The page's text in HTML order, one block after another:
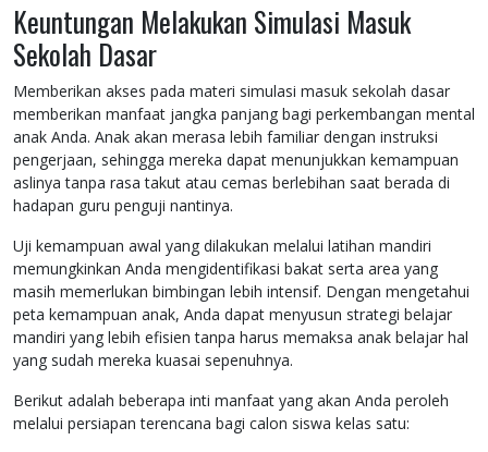
Keuntungan Melakukan Simulasi Masuk
Sekolah Dasar
Memberikan akses pada materi simulasi masuk sekolah dasar
memberikan manfaat jangka panjang bagi perkembangan mental
anak Anda. Anak akan merasa lebih familiar dengan instruksi
pengerjaan, sehingga mereka dapat menunjukkan kemampuan
aslinya tanpa rasa takut atau cemas berlebihan saat berada di
hadapan guru penguji nantinya.
Uji kemampuan awal yang dilakukan melalui latihan mandiri
memungkinkan Anda mengidentifikasi bakat serta area yang
masih memerlukan bimbingan lebih intensif. Dengan mengetahui
peta kemampuan anak, Anda dapat menyusun strategi belajar
mandiri yang lebih efisien tanpa harus memaksa anak belajar hal
yang sudah mereka kuasai sepenuhnya.
Berikut adalah beberapa inti manfaat yang akan Anda peroleh
melalui persiapan terencana bagi calon siswa kelas satu: